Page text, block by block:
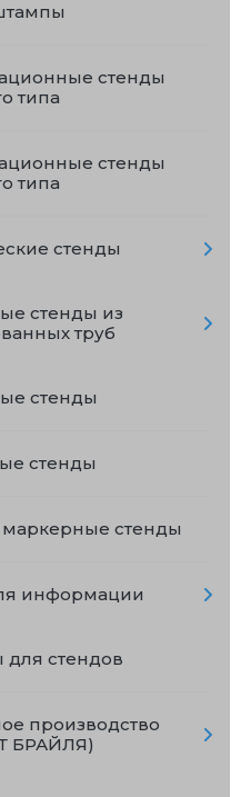
стенды
типа
стенды
типа
стенды
стенды из
труб
стенды
стенды
стенды
информации
стендов
производство
БРАЙЛЯ)